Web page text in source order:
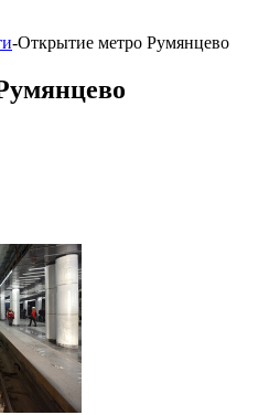
-Открытие метро Румянцево